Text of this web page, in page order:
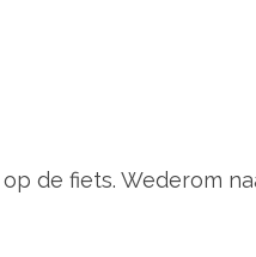
de fiets. Wederom